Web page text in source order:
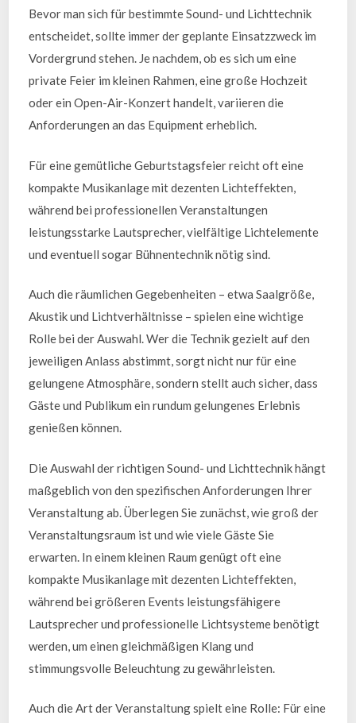
Bevor man sich für bestimmte Sound- und Lichttechnik
entscheidet, sollte immer der geplante Einsatzzweck im
Vordergrund stehen. Je nachdem, ob es sich um eine
private Feier im kleinen Rahmen, eine große Hochzeit
oder ein Open-Air-Konzert handelt, variieren die
Anforderungen an das Equipment erheblich.
Für eine gemütliche Geburtstagsfeier reicht oft eine
kompakte Musikanlage mit dezenten Lichteffekten,
während bei professionellen Veranstaltungen
leistungsstarke Lautsprecher, vielfältige Lichtelemente
und eventuell sogar Bühnentechnik nötig sind.
Auch die räumlichen Gegebenheiten – etwa Saalgröße,
Akustik und Lichtverhältnisse – spielen eine wichtige
Rolle bei der Auswahl. Wer die Technik gezielt auf den
jeweiligen Anlass abstimmt, sorgt nicht nur für eine
gelungene Atmosphäre, sondern stellt auch sicher, dass
Gäste und Publikum ein rundum gelungenes Erlebnis
genießen können.
Die Auswahl der richtigen Sound- und Lichttechnik hängt
maßgeblich von den spezifischen Anforderungen Ihrer
Veranstaltung ab. Überlegen Sie zunächst, wie groß der
Veranstaltungsraum ist und wie viele Gäste Sie
erwarten. In einem kleinen Raum genügt oft eine
kompakte Musikanlage mit dezenten Lichteffekten,
während bei größeren Events leistungsfähigere
Lautsprecher und professionelle Lichtsysteme benötigt
werden, um einen gleichmäßigen Klang und
stimmungsvolle Beleuchtung zu gewährleisten.
Auch die Art der Veranstaltung spielt eine Rolle: Für eine